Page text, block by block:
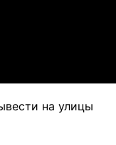
на улицы